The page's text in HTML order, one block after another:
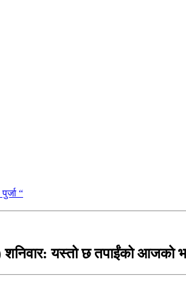
“
यस्तो छ तपाईंको आजको